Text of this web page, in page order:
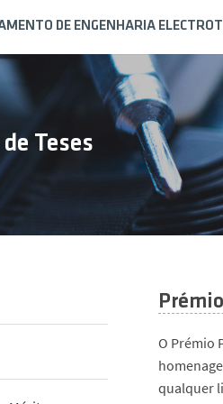
DE ENGENHARIA
Teses
O Prémio
qualquer